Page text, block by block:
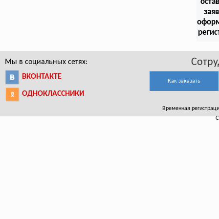
Мы в социальных сетях:
ВКОНТАКТЕ
ОДНОКЛАССНИКИ
Как заказать
Временная